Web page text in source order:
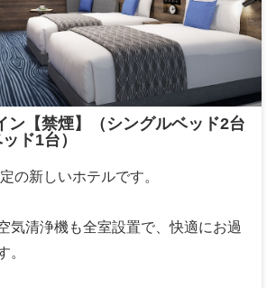
ン【禁煙】（シングルベッド2台
ド1台）
の新しいホテルです。
気清浄機も全室設置で、快適にお過
。